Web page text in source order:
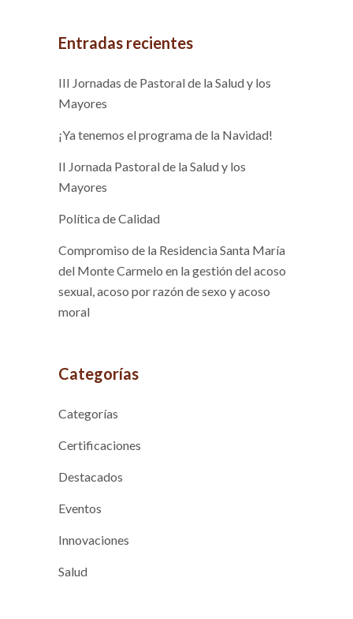
Entradas recientes
III Jornadas de Pastoral de la Salud y los
Mayores
¡Ya tenemos el programa de la Navidad!
II Jornada Pastoral de la Salud y los
Mayores
Política de Calidad
Compromiso de la Residencia Santa María
del Monte Carmelo en la gestión del acoso
sexual, acoso por razón de sexo y acoso
moral
Categorías
Categorías
Certificaciones
Destacados
Eventos
Innovaciones
Salud